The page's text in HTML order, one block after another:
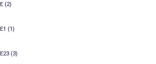
(2)
(1)
(3)